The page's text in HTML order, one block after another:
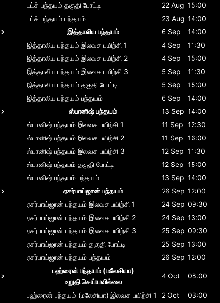
டட்ச் பந்தயம் தகுதி போட்டி 22 Aug 15:00
டட்ச் பந்தயம் பந்தயம் 23 Aug 14:00
இத்தாலிய பந்தயம்
6 Sep
14:00
இத்தாலிய பந்தயம் இலவச பயிற்சி 1 4 Sep
11:30
இத்தாலிய பந்தயம் இலவச பயிற்சி 2 4 Sep
15:00
இத்தாலிய பந்தயம் இலவச பயிற்சி 3 5 Sep
11:30
இத்தாலிய பந்தயம் தகுதி போட்டி 5 Sep
15:00
இத்தாலிய பந்தயம் பந்தயம் 6 Sep
14:00
ஸ்பானிஷ் பந்தயம்
13 Sep 14:00
ஸ்பானிஷ் பந்தயம் இலவச பயிற்சி 1 11 Sep 12:30
ஸ்பானிஷ் பந்தயம் இலவச பயிற்சி 2 11 Sep 16:00
ஸ்பானிஷ் பந்தயம் இலவச பயிற்சி 3 12 Sep 11:30
ஸ்பானிஷ் பந்தயம் தகுதி போட்டி 12 Sep 15:00
ஸ்பானிஷ் பந்தயம் பந்தயம் 13 Sep 14:00
ஏசர்பாய்ஜான் பந்தயம்
26 Sep 12:00
ஏசர்பாய்ஜான் பந்தயம் இலவச பயிற்சி 1 24 Sep 09:30
ஏசர்பாய்ஜான் பந்தயம் இலவச பயிற்சி 2 24 Sep 13:00
ஏசர்பாய்ஜான் பந்தயம் இலவச பயிற்சி 3 25 Sep 09:30
ஏசர்பாய்ஜான் பந்தயம் தகுதி போட்டி 25 Sep 13:00
ஏசர்பாய்ஜான் பந்தயம் பந்தயம் 26 Sep 12:00
பஹ்ரைன் பந்தயம் (மலேசியா)
உறுதி செய்யவில்லை
4 Oct 08:00
பஹ்ரைன் பந்தயம் (மலேசியா) இலவச பயிற்சி 1 2 Oct
03:00